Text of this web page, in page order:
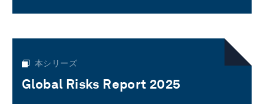
本シリーズ
Global Risks Report 2025